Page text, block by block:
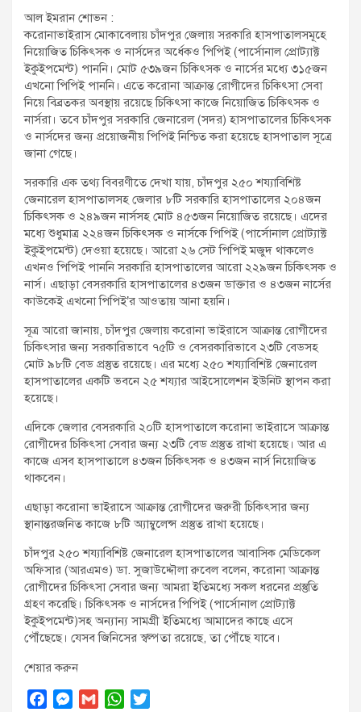
t
:
আল ইমরান শোভন :
করোনাভাইরাস মোকাবেলায় চাঁদপুর জেলায় সরকারি হাসপাতালসমূহে
নিয়োজিত চিকিৎসক ও নার্সদের অর্ধেকও পিপিই (পার্সোনাল প্রোট্যাক্ট
ইকুইপমেন্ট) পাননি। মোট ৫৩৯জন চিকিৎসক ও নার্সের মধ্যে ৩১৫জন
এখনো পিপিই পাননি। এতে করোনা আক্রান্ত রোগীদের চিকিৎসা সেবা
নিয়ে বিব্রতকর অবস্থায় রয়েছে চিকিৎসা কাজে নিয়োজিত চিকিৎসক ও
নার্সরা। তবে চাঁদপুর সরকারি জেনারেল (সদর) হাসপাতালের চিকিৎসক
ও নার্সদের জন্য প্রয়োজনীয় পিপিই নিশ্চিত করা হয়েছে হাসপাতাল সূত্রে
জানা গেছে।
সরকারি এক তথ্য বিবরণীতে দেখা যায়, চাঁদপুর ২৫০ শয্যাবিশিষ্ট
জেনারেল হাসপাতালসহ জেলার ৮টি সরকারি হাসপাতালের ২০৪জন
চিকিৎসক ও ২৪৯জন নার্সসহ মোট ৪৫৩জন নিয়োজিত রয়েছে। এদের
মধ্যে শুধুমাত্র ২২৪জন চিকিৎসক ও নার্সকে পিপিই (পার্সোনাল প্রোট্যাক্ট
ইকুইপমেন্ট) দেওয়া হয়েছে। আরো ২৬ সেট পিপিই মজুদ থাকলেও
এখনও পিপিই পাননি সরকারি হাসপাতালের আরো ২২৯জন চিকিৎসক ও
নার্স। এছাড়া বেসরকারি হাসপাতালের ৪৩জন ডাক্তার ও ৪৩জন নার্সের
কাউকেই এখনো পিপিই’র আওতায় আনা হয়নি।
সূত্র আরো জানায়, চাঁদপুর জেলায় করোনা ভাইরাসে আক্রান্ত রোগীদের
চিকিৎসার জন্য সরকারিভাবে ৭৫টি ও বেসরকারিভাবে ২৩টি বেডসহ
মোট ৯৮টি বেড প্রস্তুত রয়েছে। এর মধ্যে ২৫০ শয্যাবিশিষ্ট জেনারেল
হাসপাতালের একটি ভবনে ২৫ শয্যার আইসোলেশন ইউনিট স্থাপন করা
হয়েছে।
এদিকে জেলার বেসরকারি ২০টি হাসপাতালে করোনা ভাইরাসে আক্রান্ত
রোগীদের চিকিৎসা সেবার জন্য ২৩টি বেড প্রস্তুত রাখা হয়েছে। আর এ
কাজে এসব হাসপাতালে ৪৩জন চিকিৎসক ও ৪৩জন নার্স নিয়োজিত
থাকবেন।
এছাড়া করোনা ভাইরাসে আক্রান্ত রোগীদের জরুরী চিকিৎসার জন্য
স্থানান্তরজনিত কাজে ৮টি অ্যাম্বুলেন্স প্রস্তুত রাখা হয়েছে।
চাঁদপুর ২৫০ শয্যাবিশিষ্ট জেনারেল হাসপাতালের আবাসিক মেডিকেল
অফিসার (আরএমও) ডা. সুজাউদ্দৌলা রুবেল বলেন, করোনা আক্রান্ত
রোগীদের চিকিৎসা সেবার জন্য আমরা ইতিমধ্যে সকল ধরনের প্রস্তুতি
গ্রহণ করেছি। চিকিৎসক ও নার্সদের পিপিই (পার্সোনাল প্রোট্যাক্ট
ইকুইপমেন্ট)সহ অন্যান্য সামগ্রী ইতিমধ্যে আমাদের কাছে এসে
পৌঁছেছে। যেসব জিনিসের স্বল্পতা রয়েছে, তা পৌঁছে যাবে।
শেয়ার করুন
M
G
W